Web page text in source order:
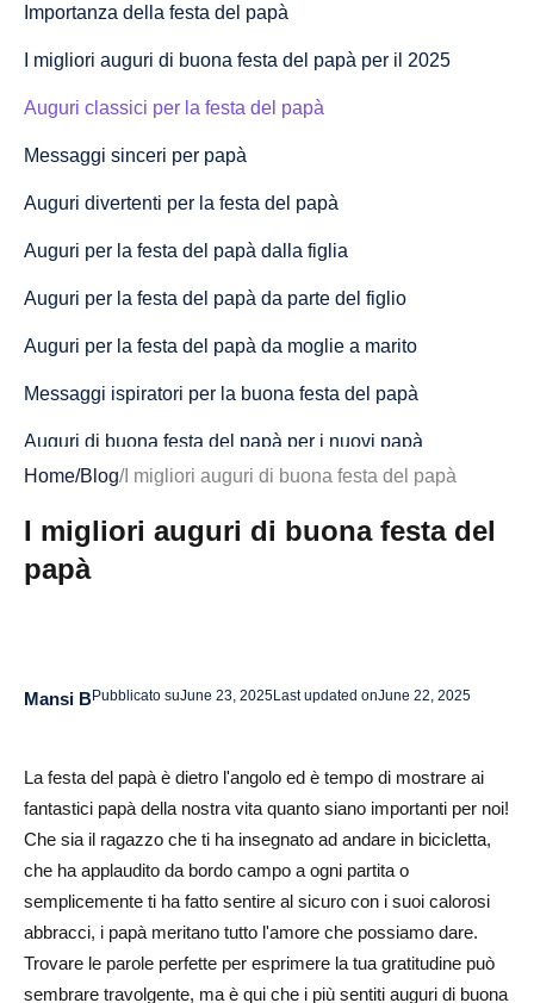
Importanza della festa del papà
I migliori auguri di buona festa del papà per il 2025
Auguri classici per la festa del papà
Messaggi sinceri per papà
Auguri divertenti per la festa del papà
Auguri per la festa del papà dalla figlia
Auguri per la festa del papà da parte del figlio
Auguri per la festa del papà da moglie a marito
Messaggi ispiratori per la buona festa del papà
Auguri di buona festa del papà per i nuovi papà
Auguri di buona festa del papà per i papà single
Brevi e dolci auguri per la festa del papà
Saggezza e guida Messaggi per la festa del papà
Come posso scrivere un messaggio significativo per la
festa del papà per mio marito?
morto?
I divertenti auguri per la festa del papà sono appropriati e
Home/Blog/I migliori auguri di buona festa del papà
I migliori auguri di buona festa del
papà
Mansi BPubblicato suJune 23, 2025Last updated onJune 22, 2025
La festa del papà è dietro l'angolo ed è tempo di mostrare ai
fantastici papà della nostra vita quanto siano importanti per noi!
Che sia il ragazzo che ti ha insegnato ad andare in bicicletta,
che ha applaudito da bordo campo a ogni partita o
semplicemente ti ha fatto sentire al sicuro con i suoi calorosi
abbracci, i papà meritano tutto l'amore che possiamo dare.
Trovare le parole perfette per esprimere la tua gratitudine può
sembrare travolgente, ma è qui che i più sentiti auguri di buona